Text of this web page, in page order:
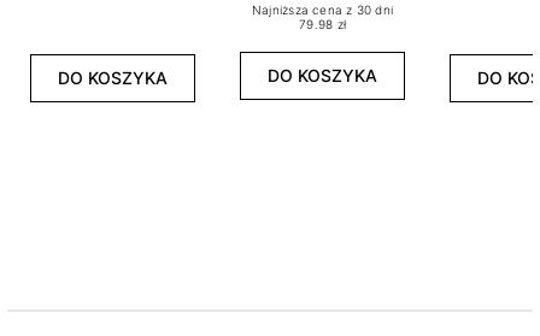
DO KOSZYKA
Najniższa cena z 30 dni
79.98 zł
DO KOSZYKA DO